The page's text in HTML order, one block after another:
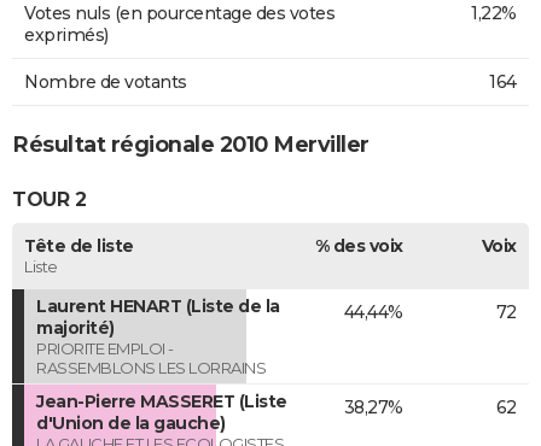
Votes nuls (en pourcentage des votes
exprimés)
1,22%
Nombre de votants 164
Résultat régionale 2010 Merviller
TOUR 2
Tête de liste
Liste
% des voix Voix
Laurent HENART (Liste de la
majorité)
PRIORITE EMPLOI -
RASSEMBLONS LES LORRAINS
44,44% 72
Jean-Pierre MASSERET (Liste
d'Union de la gauche)
38,27% 62